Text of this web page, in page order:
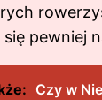
pewniej
Czy w